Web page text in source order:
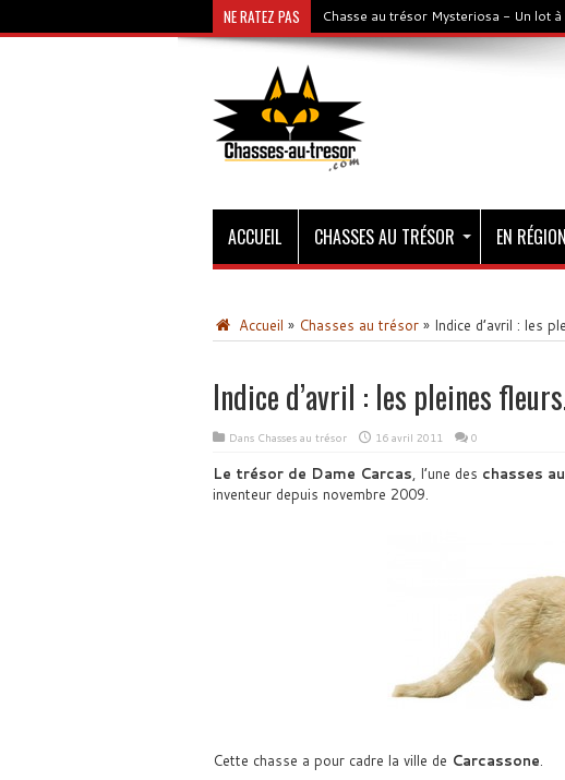
NE RATEZ PAS Chasse au trésor Mysteriosa - Un lot
ACCUEIL CHASSES AU TRÉSOR EN
Accueil » Chasses au trésor » Indice d’avril : les
Indice d’avril : les pleines
Dans Chasses au trésor 16 avril 2011 0
Le trésor de Dame Carcas, l’une des chasses
inventeur depuis novembre 2009.
Cette chasse a pour cadre la ville de Carcassone.